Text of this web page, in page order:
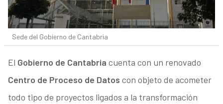
Sede del Gobierno de Cantabria
El Gobierno de Cantabria cuenta con un renovado
Centro de Proceso de Datos con objeto de acometer
todo tipo de proyectos ligados a la transformación